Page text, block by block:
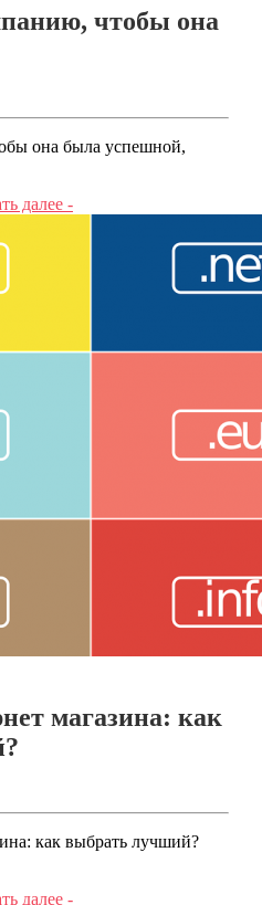
чтобы она
она была успешной,
далее -
магазина: как
как выбрать лучший?
далее -